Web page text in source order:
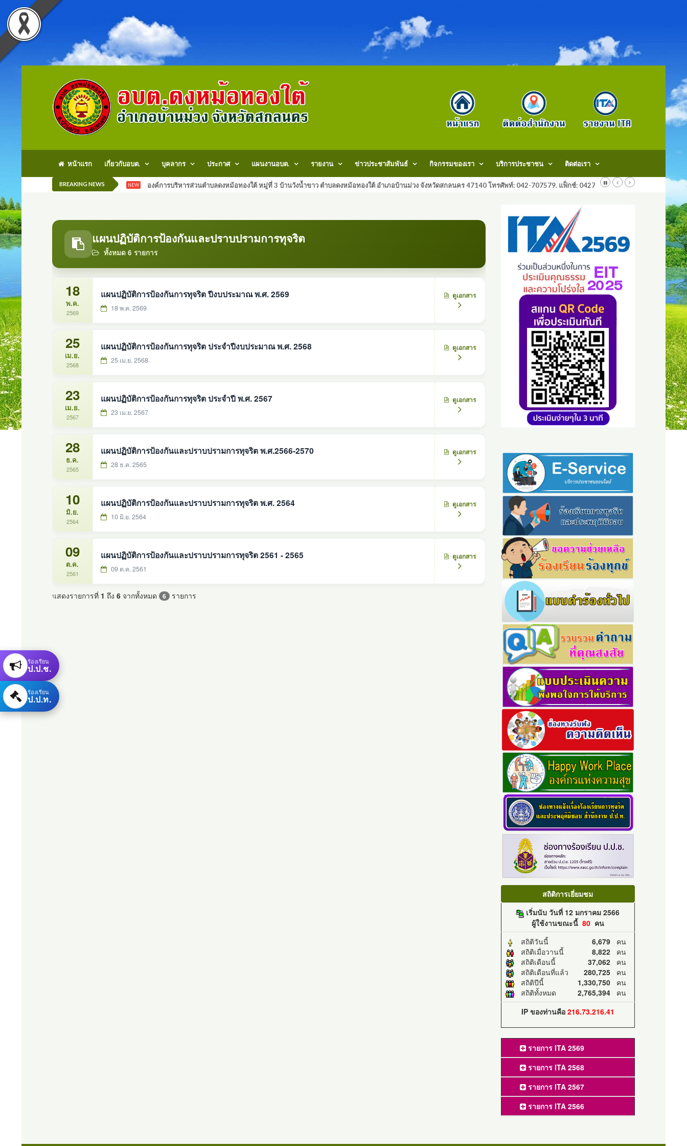
หน้าแรก เกี่ยวกับอบต. บุคลากร ประกาศ แผนงานอบต. รายงาน ข่าวประชาสัมพันธ์ กิจกรรมของเรา บริการประชาชน ติดต่อเรา
BREAKING NEWS NEW องค์การบริหารส่วนตำบลดงหม้อทองใต้ หมู่ที่ 3 บ้านวังน้ำขาว ตำบลดงหม้อทองใต้ อำเภอบ้านม่วง จังหวัดสกลนคร 47140 โทรศัพท์: 042-707579. แฟ็กช์: 042707579 E-Mail:
แผนปฏิบัติการป้องกันและปราบปรามการทุจริต
ทั้งหมด 6 รายการ
18
พ.ค.
2569
แผนปฏิบัติการป้องกันการทุจริต ปีงบประมาณ พ.ศ. 2569
18 พ.ค. 2569
ดูเอกสาร
25
เม.ย.
2568
แผนปฏิบัติการป้องกันการทุจริต ประจำปีงบประมาณ พ.ศ. 2568
25 เม.ย. 2568
ดูเอกสาร
23
เม.ย.
2567
แผนปฏิบัติการป้องกันการทุจริต ประจำปี พ.ศ. 2567
23 เม.ย. 2567
ดูเอกสาร
28
ธ.ค.
2565
แผนปฏิบัติการป้องกันและปราบปรามการทุจริต พ.ศ.2566-2570
28 ธ.ค. 2565
ดูเอกสาร
10
มิ.ย.
2564
แผนปฏิบัติการป้องกันและปราบปรามการทุจริต พ.ศ. 2564
10 มิ.ย. 2564
ดูเอกสาร
09
ต.ค.
2561
แผนปฏิบัติการป้องกันและปราบปรามการทุจริต 2561 - 2565
09 ต.ค. 2561
ดูเอกสาร
แสดงรายการที่ 1 ถึง 6 จากทั้งหมด 6 รายการ
สถิติการเยี่ยมชม
เริ่มนับ วันที่ 12 มกราคม 2566
ผู้ใช้งานขณะนี้ 80คน
สถิติวันนี้
6,679คน
สถิติเมื่อวานนี้
8,822คน
สถิติเดือนนี้
37,062คน
สถิติเดือนที่แล้ว
280,725คน
สถิติปีนี้
1,330,750คน
สถิติทั้งหมด
2,765,394คน
IP ของท่านคือ 216.73.216.41
รายการ ITA 2569
รายการ ITA 2568
รายการ ITA 2567
รายการ ITA 2566
ร้องเรียน
ป.ป.ช.
ร้องเรียน
ป.ป.ท.